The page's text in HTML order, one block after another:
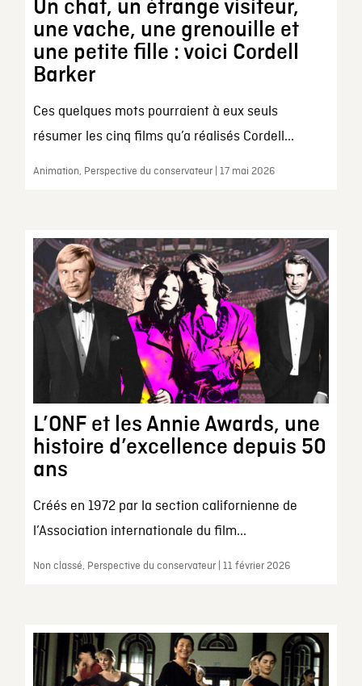
Un chat, un étrange visiteur,
une vache, une grenouille et
une petite fille : voici Cordell
Barker
Ces quelques mots pourraient à eux seuls
résumer les cinq films qu’a réalisés Cordell...
Animation, Perspective du conservateur | 17 mai 2026
L’ONF et les Annie Awards, une
histoire d’excellence depuis 50
ans
Créés en 1972 par la section californienne de
l’Association internationale du film...
Non classé, Perspective du conservateur | 11 février 2026